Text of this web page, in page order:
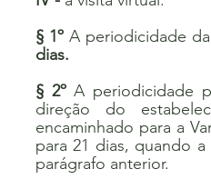
§ 1º A periodicidade da
dias.
§ 2º A periodicidade
direção do
encaminhado para a
para 21 dias, quando
parágrafo anterior.